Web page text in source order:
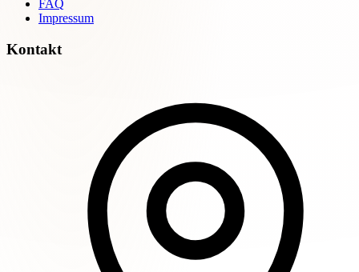
FAQ
Impressum
Kontakt